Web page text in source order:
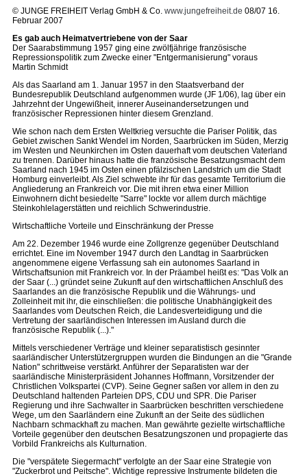
© JUNGE FREIHEIT Verlag GmbH & Co. www.jungefreiheit.de 08/07 16.
Februar 2007
Es gab auch Heimatvertriebene von der Saar
Der Saarabstimmung 1957 ging eine zwölfjährige französische
Repressionspolitik zum Zwecke einer "Entgermanisierung" voraus
Martin Schmidt
Als das Saarland am 1. Januar 1957 in den Staatsverband der
Bundesrepublik Deutschland aufgenommen wurde (JF 1/06), lag über ein
Jahrzehnt der Ungewißheit, innerer Auseinandersetzungen und
französischer Repressionen hinter diesem Grenzland.
Wie schon nach dem Ersten Weltkrieg versuchte die Pariser Politik, das
Gebiet zwischen Sankt Wendel im Norden, Saarbrücken im Süden, Merzig
im Westen und Neunkirchen im Osten dauerhaft vom deutschen Vaterland
zu trennen. Darüber hinaus hatte die französische Besatzungsmacht dem
Saarland nach 1945 im Osten einen pfälzischen Landstrich um die Stadt
Homburg einverleibt. Als Ziel schwebte ihr für das gesamte Territorium die
Angliederung an Frankreich vor. Die mit ihren etwa einer Million
Einwohnern dicht besiedelte "Sarre" lockte vor allem durch mächtige
Steinkohlelagerstätten und reichlich Schwerindustrie.
Wirtschaftliche Vorteile und Einschränkung der Presse
Am 22. Dezember 1946 wurde eine Zollgrenze gegenüber Deutschland
errichtet. Eine im November 1947 durch den Landtag in Saarbrücken
angenommene eigene Verfassung sah ein autonomes Saarland in
Wirtschaftsunion mit Frankreich vor. In der Präambel heißt es: "Das Volk an
der Saar (...) gründet seine Zukunft auf den wirtschaftlichen Anschluß des
Saarlandes an die französische Republik und die Währungs- und
Zolleinheit mit ihr, die einschließen: die politische Unabhängigkeit des
Saarlandes vom Deutschen Reich, die Landesverteidigung und die
Vertretung der saarländischen Interessen im Ausland durch die
französische Republik (...)."
Mittels verschiedener Verträge und kleiner separatistisch gesinnter
saarländischer Unterstützergruppen wurden die Bindungen an die "Grande
Nation" schrittweise verstärkt. Anführer der Separatisten war der
saarländische Ministerpräsident Johannes Hoffmann, Vorsitzender der
Christlichen Volkspartei (CVP). Seine Gegner saßen vor allem in den zu
Deutschland haltenden Parteien DPS, CDU und SPR. Die Pariser
Regierung und ihre Sachwalter in Saarbrücken beschritten verschiedene
Wege, um den Saarländern eine Zukunft an der Seite des südlichen
Nachbarn schmackhaft zu machen. Man gewährte gezielte wirtschaftliche
Vorteile gegenüber den deutschen Besatzungszonen und propagierte das
Vorbild Frankreichs als Kulturnation.
Die "verspätete Siegermacht" verfolgte an der Saar eine Strategie von
"Zuckerbrot und Peitsche". Wichtige repressive Instrumente bildeten die